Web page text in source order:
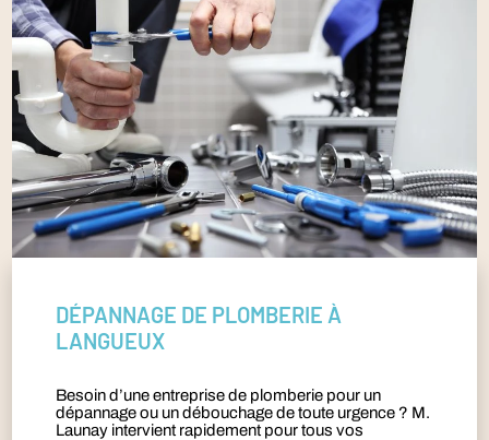
DÉPANNAGE DE PLOMBERIE À
LANGUEUX
Besoin d’une entreprise de plomberie pour un
dépannage ou un débouchage de toute urgence ? M.
Launay intervient rapidement pour tous vos